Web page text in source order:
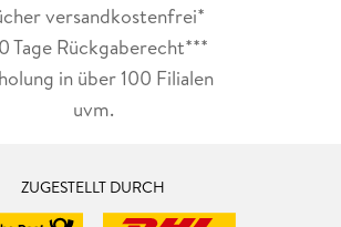
versandkostenfrei*
Tage Rückgaberecht***
in über 100 Filialen
uvm.
ZUGESTELLT DURCH